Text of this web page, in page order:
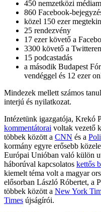
450 nemzetközi
860 Facebook-
közel 150 ezer
25 rendezvény
17 ezer követő a
3300 követő a Twitteren
15 podcastadás
a második Budapest
vendéggel és 12 ezer
Mindezek mellett számos
interjú és nyilatkozat.
Intézetünk igazgatója, Krekó
kommentátorai voltak vezető
többek között a CNN és a
kormány egyre erősebb
Európai Unióban való külön
háborúval kapcsolatos kettős
kiemelt téma volt a magyar
elősorban László Róbertet, a
többek között a New York
Times újságírói.